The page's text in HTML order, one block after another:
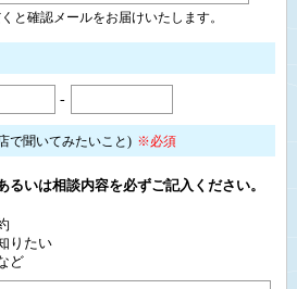
と確認メールをお届けいたします。
-
で聞いてみたいこと) ※必須
るいは相談内容を必ずご記入ください。
りたい
ど